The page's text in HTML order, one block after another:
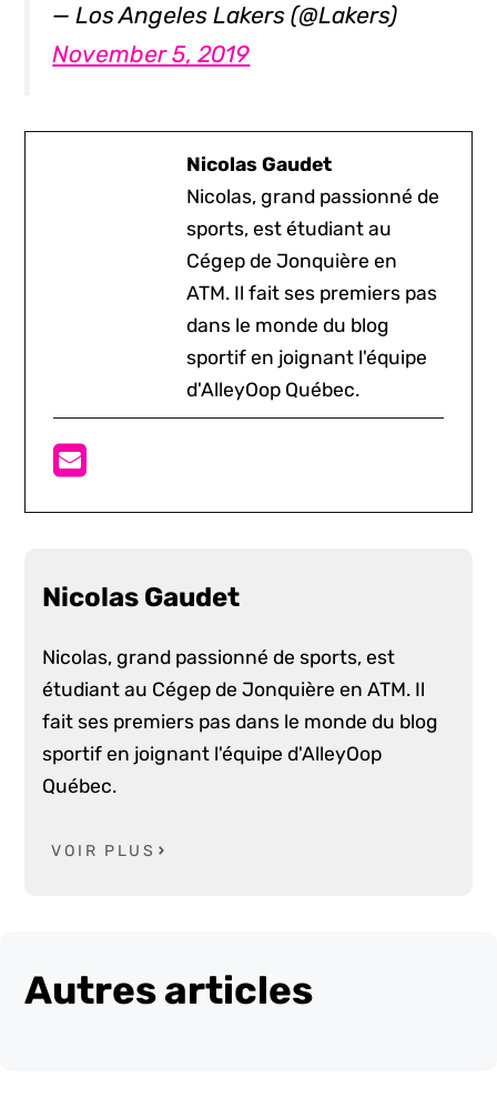
— Los Angeles Lakers (@Lakers)
November 5, 2019
Nicolas Gaudet
Nicolas, grand passionné de
sports, est étudiant au
Cégep de Jonquière en
ATM. Il fait ses premiers pas
dans le monde du blog
sportif en joignant l'équipe
d'AlleyOop Québec.
Nicolas Gaudet
Nicolas, grand passionné de sports, est
étudiant au Cégep de Jonquière en ATM. Il
fait ses premiers pas dans le monde du blog
sportif en joignant l'équipe d'AlleyOop
Québec.
VOIR PLUS
Autres articles